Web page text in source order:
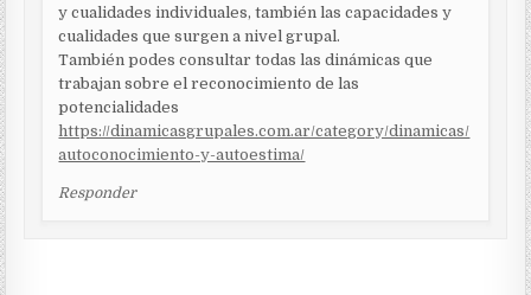
y cualidades individuales, también las capacidades y
cualidades que surgen a nivel grupal.
También podes consultar todas las dinámicas que
trabajan sobre el reconocimiento de las
potencialidades
https://dinamicasgrupales.com.ar/category/dinamicas/
autoconocimiento-y-autoestima/
Responder